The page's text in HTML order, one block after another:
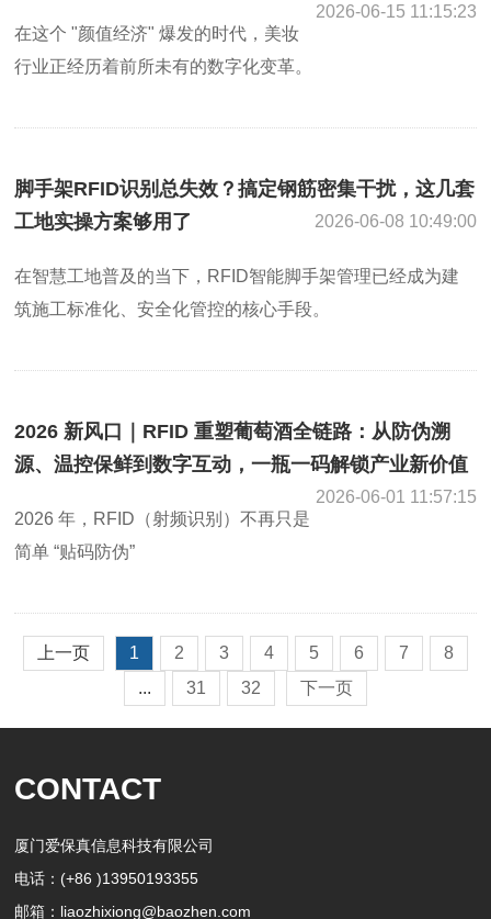
2026-06-15 11:15:23
在这个 "颜值经济" 爆发的时代，美妆
行业正经历着前所未有的数字化变革。
脚手架RFID识别总失效？搞定钢筋密集干扰，这几套
工地实操方案够用了
2026-06-08 10:49:00
在智慧工地普及的当下，RFID智能脚手架管理已经成为建
筑施工标准化、安全化管控的核心手段。
2026 新风口｜RFID 重塑葡萄酒全链路：从防伪溯
源、温控保鲜到数字互动，一瓶一码解锁产业新价值
2026-06-01 11:57:15
2026 年，RFID（射频识别）不再只是
简单 “贴码防伪”
上一页 1 2 3 4 5 6 7
8
...
31 32 下一页
CONTACT
厦门爱保真信息科技有限公司
电话：(+86 )13950193355
邮箱：liaozhixiong@baozhen.com